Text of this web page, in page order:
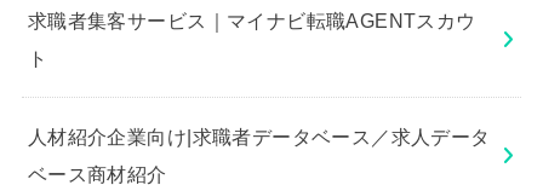
求職者集客サービス｜マイナビ転職AGENTスカウ
ト
人材紹介企業向け|求職者データベース／求人データ
ベース商材紹介